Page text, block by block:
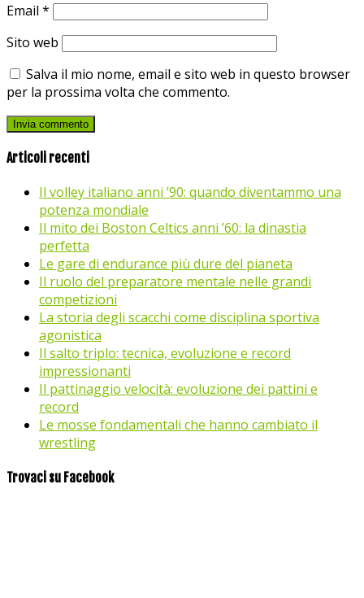
Email *
Sito web
Salva il mio nome, email e sito web in questo browser
per la prossima volta che commento.
Articoli recenti
Il volley italiano anni ’90: quando diventammo una
potenza mondiale
Il mito dei Boston Celtics anni ’60: la dinastia
perfetta
Le gare di endurance più dure del pianeta
Il ruolo del preparatore mentale nelle grandi
competizioni
La storia degli scacchi come disciplina sportiva
agonistica
Il salto triplo: tecnica, evoluzione e record
impressionanti
Il pattinaggio velocità: evoluzione dei pattini e
record
Le mosse fondamentali che hanno cambiato il
wrestling
Trovaci su Facebook